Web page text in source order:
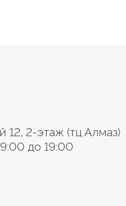
12, 2-этаж (тц Алмаз)
до 19:00